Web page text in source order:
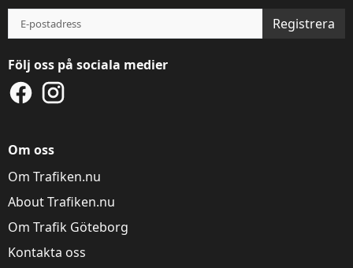
bättre upplevelse. Du kan ändra dina
inställningar på
Visa detaljer
Om oss
Om Trafiken.nu
About Trafiken.nu
Om Trafik Göteborg
Kontakta oss
Registrera
Följ oss på sociala medier